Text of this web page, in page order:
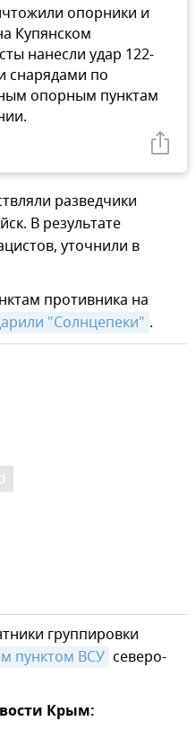
опорники и
Купянском
нанесли удар 122-
снарядами по
опорным пунктам
разведчики
В результате
уточнили в
противника на
"Солнцепеки" .
группировки
пунктом ВСУ северо-
Крым: